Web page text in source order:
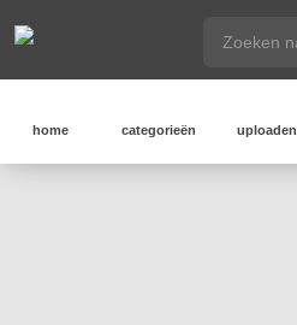
home categorieën uploaden